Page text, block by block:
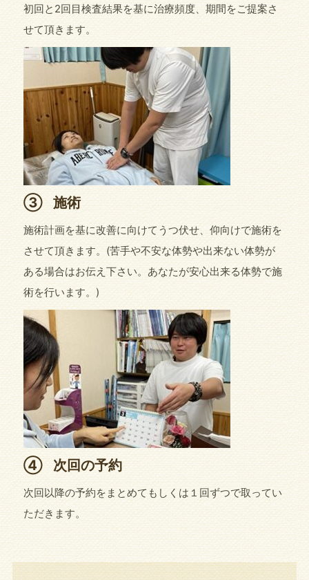
初回と2回目検査結果を基に治療頻度、期間をご提案さ
せて頂きます。
③ 施術
施術計画を基に改善に向けてうつ伏せ、仰向けで施術を
させて頂きます。(苦手や不安な体勢や出来ない体勢が
ある場合はお伝え下さい。あなたが安心出来る体勢で施
術を行います。)
④ 次回の予約
次回以降の予約をまとめてもしくは１回ずつで取ってい
ただきます。